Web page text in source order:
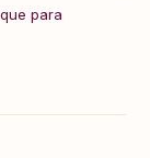
para